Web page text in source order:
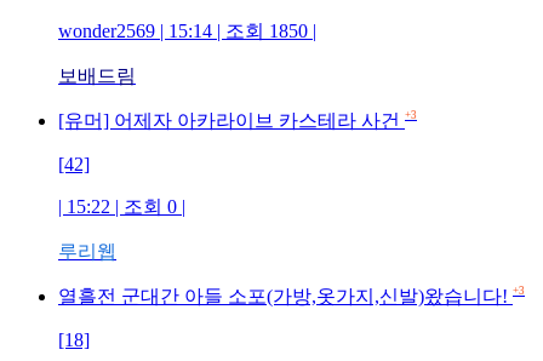
wonder2569 | 15:14 | 조회 1850 |
보배드림
[유머] 어제자 아카라이브 카스테라 사건 +3
[42]
| 15:22 | 조회 0 |
루리웹
열흘전 군대간 아들 소포(가방,옷가지,신발)왔습니다! +3
[18]